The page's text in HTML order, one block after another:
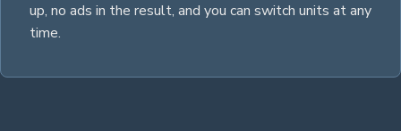
up, no ads in the result, and you can switch units at any
time.